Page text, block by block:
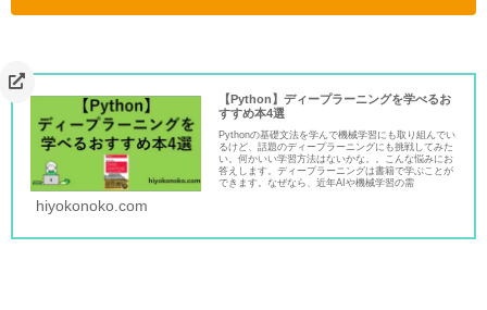
【Python】ディープラーニングを学べるお
すすめ本4選
Pythonの基礎文法を学んで機械学習にも取り組んでい
るけど、話題のディープラーニングにも挑戦してみた
い。何かいい学習方法はないかな。。こんな悩みにお
答えします。ディープラーニングは書籍で学ぶことが
できます。なぜなら、近年AIや機械学習の需
hiyokonoko.com